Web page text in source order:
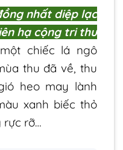
nhất diệp lạc
hạ cộng tri thu
chiếc lá ngô
thu đã về, thu
heo may lành
xanh biếc thỏ
rực rỡ…